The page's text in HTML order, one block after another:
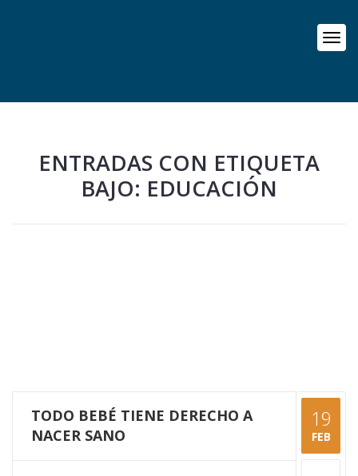
ENTRADAS CON ETIQUETA
BAJO: EDUCACIÓN
TODO BEBÉ TIENE DERECHO A
NACER SANO
19
FEB